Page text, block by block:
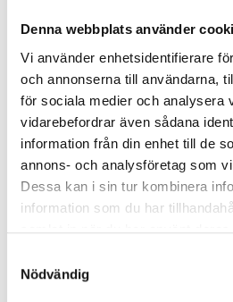
Denna webbplats använder
Vi använder enhetsidentifierare
och annonserna till användarna,
för sociala medier och analysera
vidarebefordrar även sådana
information från din enhet till de
annons- och analysföretag som
Dessa kan i sin tur kombinera
information som du har
samlat in när du har använt
Nödvändig
chefredaktörerna